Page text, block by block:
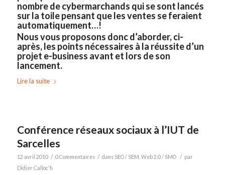
nombre de cybermarchands qui se sont lancés
sur la toile pensant que les ventes se feraient
automatiquement…!
Nous vous proposons donc d’aborder, ci-
après, les points nécessaires à la réussite d’un
projet e-business avant et lors de son
lancement.
Lire la suite
Conférence réseaux sociaux à l’IUT de
Sarcelles
12 avril 2010 / 0 Commentaires / dans SEO / SEM Web 2.0 / SMO / par
Didier Calloc'h